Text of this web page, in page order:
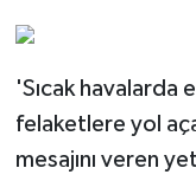
'Sıcak havalarda
felaketlere yol
mesajını veren